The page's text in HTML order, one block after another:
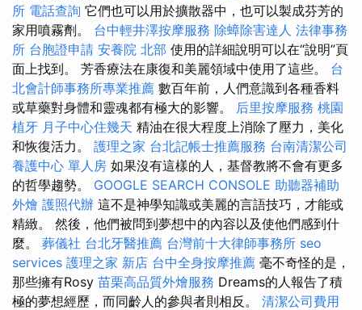
所 電話查詢 它們也可以用於擴散器中，也可以製成芬芳的
家用噴霧劑。 台中輕井澤按摩服務 除蟑除害達人 法律事務
所 台胞證申請 安養院 北部 使用的詳細說明可以在“說明”頁
面上找到。 芳香療法在康復和美麗領域中使用了這些。 台
北會計師事務所專業推薦 數百年前，人們意識到各種香料
或草藥對身體和靈魂都有極大的影響。 后里按摩服務 桃園
植牙 月子中心住幾天 精油在很大程度上消除了壓力，美化
和恢復活力。 護理之家 台北記帳士推薦服務 台南清潔公司
養護中心 單人房 如果沒有這樣的人，基督教將不會有更多
的哲學趨勢。 GOOGLE SEARCH CONSOLE 助聽器補助
外燴 護照代辦 這不是神學知識或美麗的言語技巧，才能或
精緻。 然後，他們被問到夢想中的內容以及使他們感到什
麼。 葬儀社 台北牙醫推薦 台灣前十大律師事務所 seo
services 護理之家 新店 台中全身按摩推薦 毫不奇怪的是，
那些擁有Rosy 苗栗高品質外燴服務 Dreams的人報告了積
極的夢想經歷，而同齡人的參與者則相反。 清潔公司費用